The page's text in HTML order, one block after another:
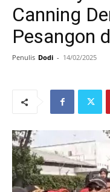
Canning
Pesangon
Penulis Dodi - 14/02/2025